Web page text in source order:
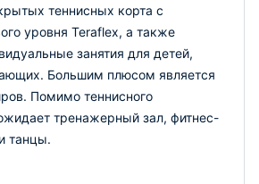
теннисных корта с
уровня Teraflex, а также
занятия для детей,
Большим плюсом является
Помимо теннисного
тренажерный зал, фитнес-
танцы.